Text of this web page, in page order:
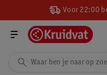
Voor 22:00